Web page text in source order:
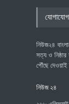
যোগাযোগ
নিউজ২৪
সত্য ও
পৌঁছে
নিউজ ২৪